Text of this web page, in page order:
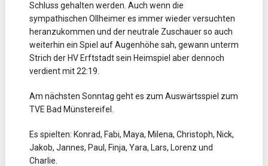
Schluss gehalten werden. Auch wenn die
sympathischen Ollheimer es immer wieder versuchten
heranzukommen und der neutrale Zuschauer so auch
weiterhin ein Spiel auf Augenhöhe sah, gewann unterm
Strich der HV Erftstadt sein Heimspiel aber dennoch
verdient mit 22:19.
Am nächsten Sonntag geht es zum Auswärtsspiel zum
TVE Bad Münstereifel.
Es spielten: Konrad, Fabi, Maya, Milena, Christoph, Nick,
Jakob, Jannes, Paul, Finja, Yara, Lars, Lorenz und
Charlie.